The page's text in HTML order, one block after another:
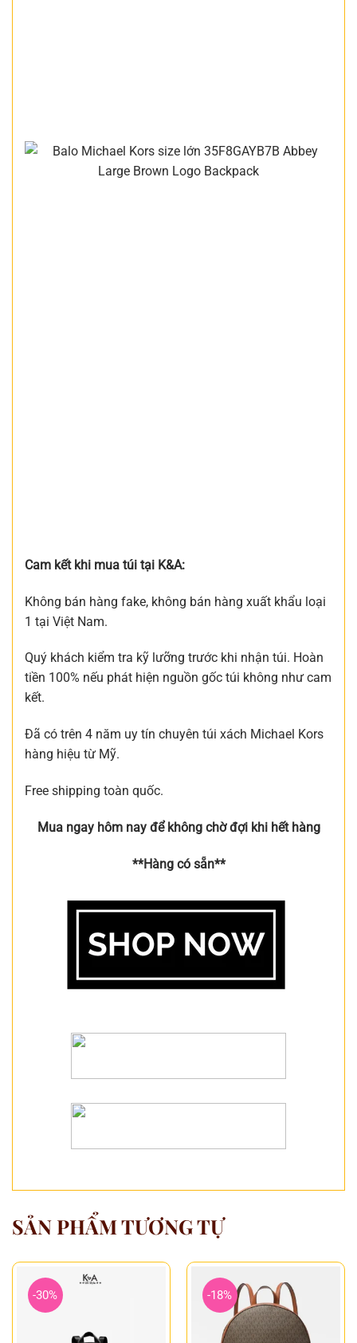
Cam kết khi mua túi tại K&A:
Không bán hàng fake, không bán hàng xuất khẩu loại
1 tại Việt Nam.
Quý khách kiểm tra kỹ lưỡng trước khi nhận túi. Hoàn
tiền 100% nếu phát hiện nguồn gốc túi không như cam
kết.
Đã có trên 4 năm uy tín chuyên túi xách Michael Kors
hàng hiệu từ Mỹ.
Free shipping toàn quốc.
Mua ngay hôm nay để không chờ đợi khi hết hàng
**Hàng có sẵn**
SẢN PHẨM TƯƠNG TỰ
-30% -18%